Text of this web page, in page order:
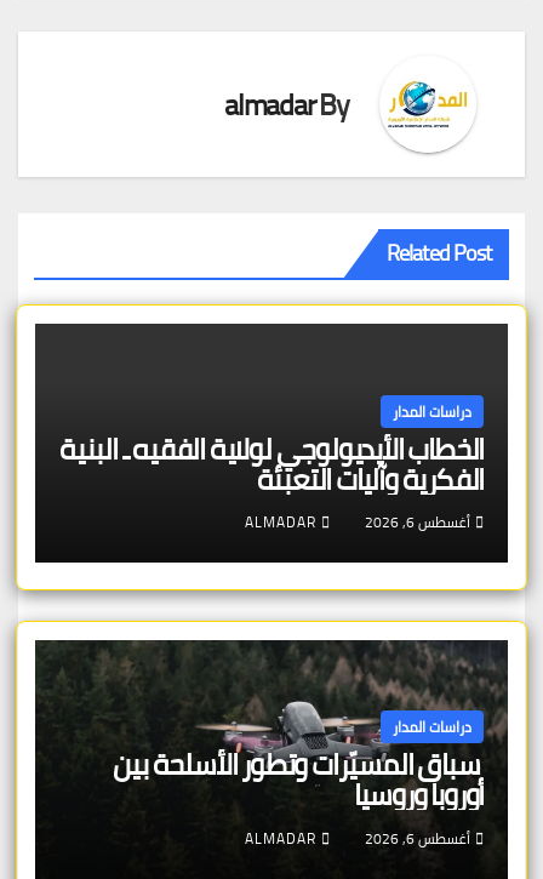
By
almadar
Related Post
دراسات المدار
الخطاب الأيديولوجي لولاية الفقيه ـ البنية
الفكرية وآليات التعبئة
أغسطس 6, 2026 ALMADAR
دراسات المدار
سباق المسيّرات وتطور الأسلحة بين
أوروبا وروسيا
أغسطس 6, 2026 ALMADAR